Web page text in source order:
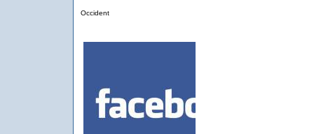
Occident